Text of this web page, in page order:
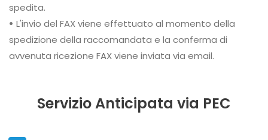
spedita.
• L'invio del FAX viene effettuato al momento della
spedizione della raccomandata e la conferma di
avvenuta ricezione FAX viene inviata via email.
Servizio Anticipata via PEC